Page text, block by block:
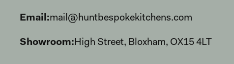
Email:mail@huntbespokekitchens.com
Showroom: High Street, Bloxham, OX15 4LT